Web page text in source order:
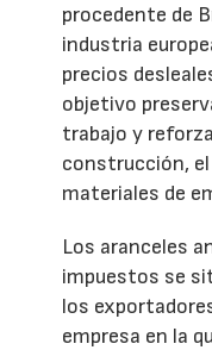
procedente de
industria
precios
objetivo
trabajo y
construcción,
materiales de
Los aranceles
impuestos se
los
empresa en la